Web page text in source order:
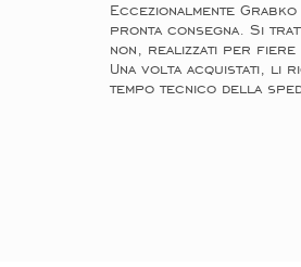
Eccezionalmente
pronta consegna. Si
non, realizzati per fiere
Una volta acquistati, li
tempo tecnico della